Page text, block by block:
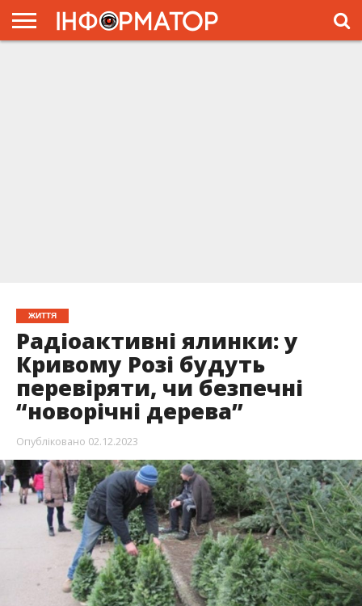
ЖИТТЯ
Радіоактивні ялинки: у
Кривому Розі будуть
перевіряти, чи безпечні
“новорічні дерева”
Опубліковано 02.12.2023